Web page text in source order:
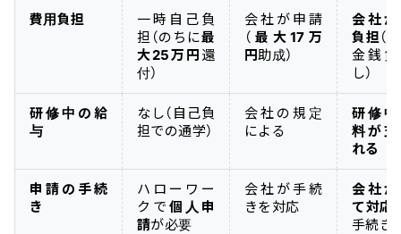
費用負担
一時自己負
担（のちに最
大25万円 還
付）
会社が申請
（最大17万
円助成）
会社
負担 （
金銭
し）
研修中の給
与
なし（自己負
担での通学）
会社の規定
による
研修
料が
れる
申請の手続
き
ハローワー
クで 個人申
請が必要
会社が手続
きを対応
会社
て対応
手続き